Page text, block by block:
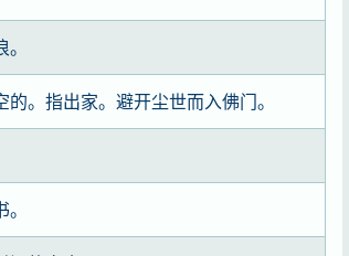
。指出家。避开尘世而入佛门。